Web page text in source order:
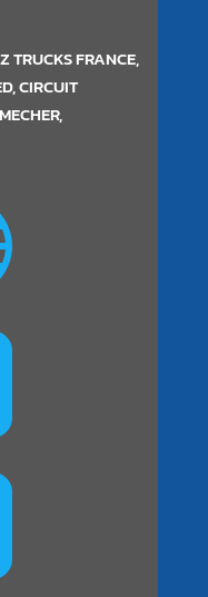
TRUCKS FRANCE,
CIRCUIT